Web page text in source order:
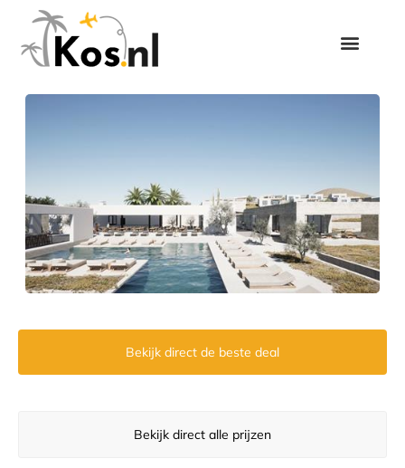
Bekijk direct de beste deal
Bekijk direct alle prijzen